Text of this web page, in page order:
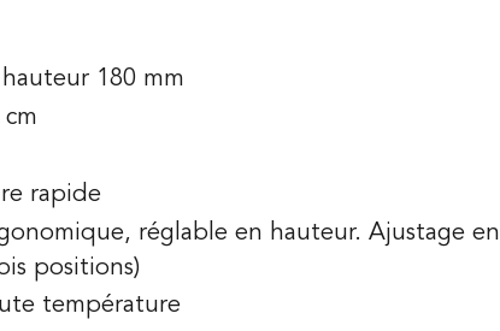
180 mm
rapide
réglable en hauteur. Ajustage en
positions)
température